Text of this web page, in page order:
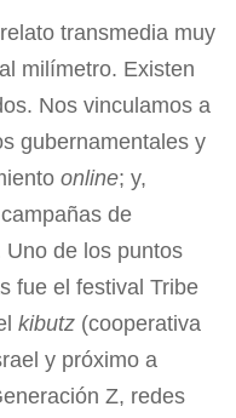
transmedia muy
milímetro. Existen
Nos vinculamos a
gubernamentales y
online; y,
de
de los puntos
fue el festival Tribe
kibutz (cooperativa
y próximo a
Z, redes